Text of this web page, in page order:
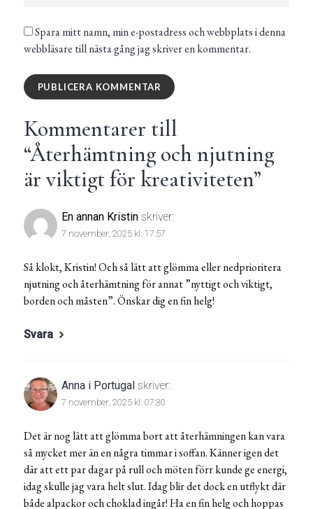
Spara mitt namn, min e-postadress och webbplats i denna
webbläsare till nästa gång jag skriver en kommentar.
Kommentarer till
“Återhämtning och njutning
är viktigt för kreativiteten”
En annan Kristin skriver:
7 november, 2025 kl. 17:57
Så klokt, Kristin! Och så lätt att glömma eller nedprioritera
njutning och återhämtning för annat ”nyttigt och viktigt,
borden och måsten”. Önskar dig en fin helg!
Svara
Anna i Portugal skriver:
7 november, 2025 kl. 07:30
Det är nog lätt att glömma bort att återhämningen kan vara
så mycket mer än en några timmar i soffan. Känner igen det
där att ett par dagar på rull och möten förr kunde ge energi,
idag skulle jag vara helt slut. Idag blir det dock en utflykt där
både alpackor och choklad ingår! Ha en fin helg och hoppas